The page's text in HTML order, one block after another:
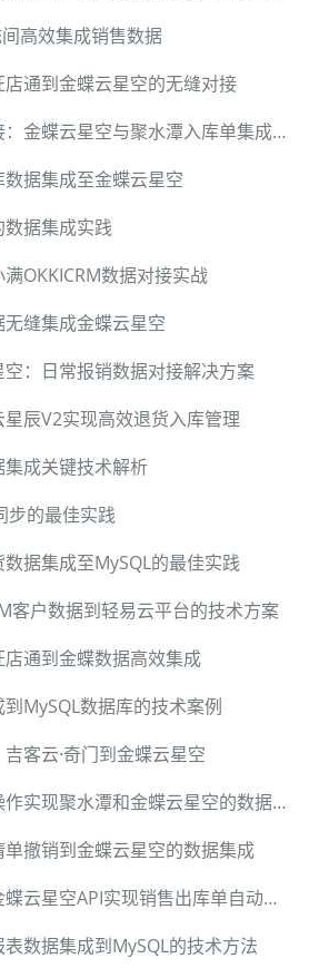
高效集成销售数据
通到金蝶云星空的无缝对接
企业数据系统无缝对接：金蝶云星空与聚水潭入库单集成方案详解
据集成至金蝶云星空
据集成实践
OKKICRM数据对接实战
缝集成金蝶云星空
：日常报销数据对接解决方案
辰V2实现高效退货入库管理
成关键技术解析
步的最佳实践
据集成至MySQL的最佳实践
客户数据到轻易云平台的技术方案
通到金蝶数据高效集成
MySQL数据库的技术案例
客云·奇门到金蝶云星空
通过定时轮询与批量操作实现聚水潭和金蝶云星空的数据集成
撤销到金蝶云星空的数据集成
提升业务效率：通过金蝶云星空API实现销售出库单自动化对接
数据集成到MySQL的技术方法